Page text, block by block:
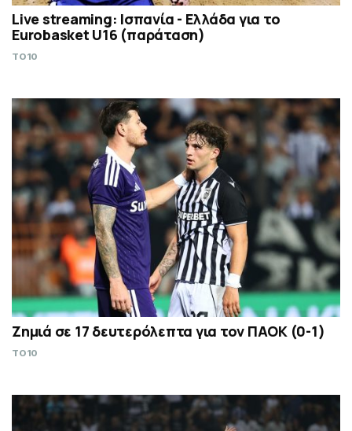
Live streaming: Ισπανία - Ελλάδα για το
Eurobasket U16 (παράταση)
TO10
Ζημιά σε 17 δευτερόλεπτα για τον ΠΑΟΚ (0-1)
TO10